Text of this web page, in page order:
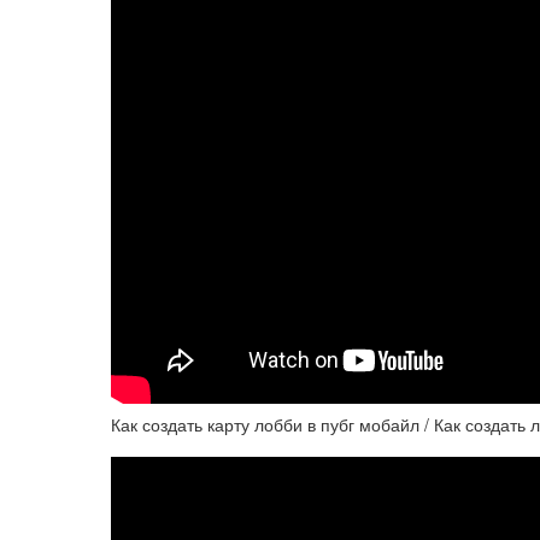
Как создать карту лобби в пубг мобайл / Как создать